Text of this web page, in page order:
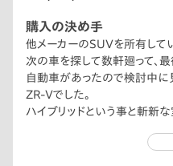
購入の決め手
他メーカーのSUVを所有して
次の車を探して数軒廻って
自動車があったので検討中に
ZR-Vでした。
ハイブリッドという事と斬新